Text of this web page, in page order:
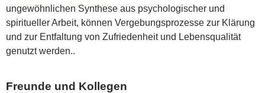
ungewöhnlichen Synthese aus psychologischer und
spiritueller Arbeit, können Vergebungsprozesse zur Klärung
und zur Entfaltung von Zufriedenheit und Lebensqualität
genutzt werden..
Freunde und Kollegen